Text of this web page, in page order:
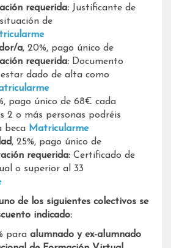
requerida: Justificante de
de
a, 20%, pago único de
requerida: Documento
dado de alta como
pago único de 68€ cada
2 o más personas podréis
beca Matricularme
, 25%, pago único de
requerida: Certificado de
o superior al 33
de los siguientes colectivos se
indicado:
para alumnado y ex-alumnado